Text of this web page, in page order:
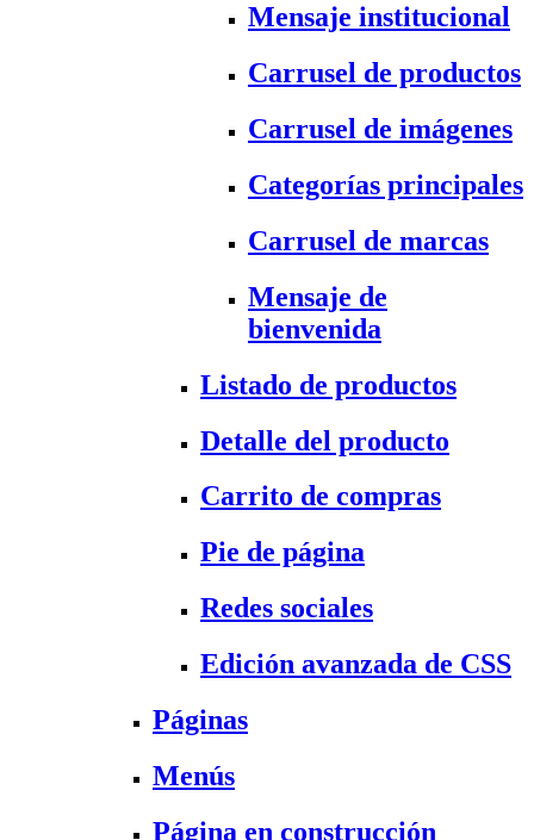
Mensaje institucional
Carrusel de productos
Carrusel de imágenes
Categorías principales
Carrusel de marcas
Mensaje de
bienvenida
Listado de productos
Detalle del producto
Carrito de compras
Pie de página
Redes sociales
Edición avanzada de CSS
Páginas
Menús
Página en construcción